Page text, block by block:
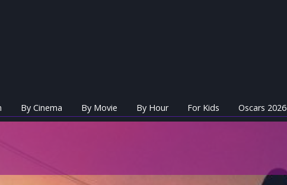
By Cinema By Movie By Hour For Kids Oscars 2026